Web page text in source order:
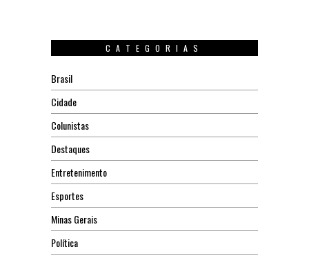
CATEGORIAS
Brasil
Cidade
Colunistas
Destaques
Entretenimento
Esportes
Minas Gerais
Política